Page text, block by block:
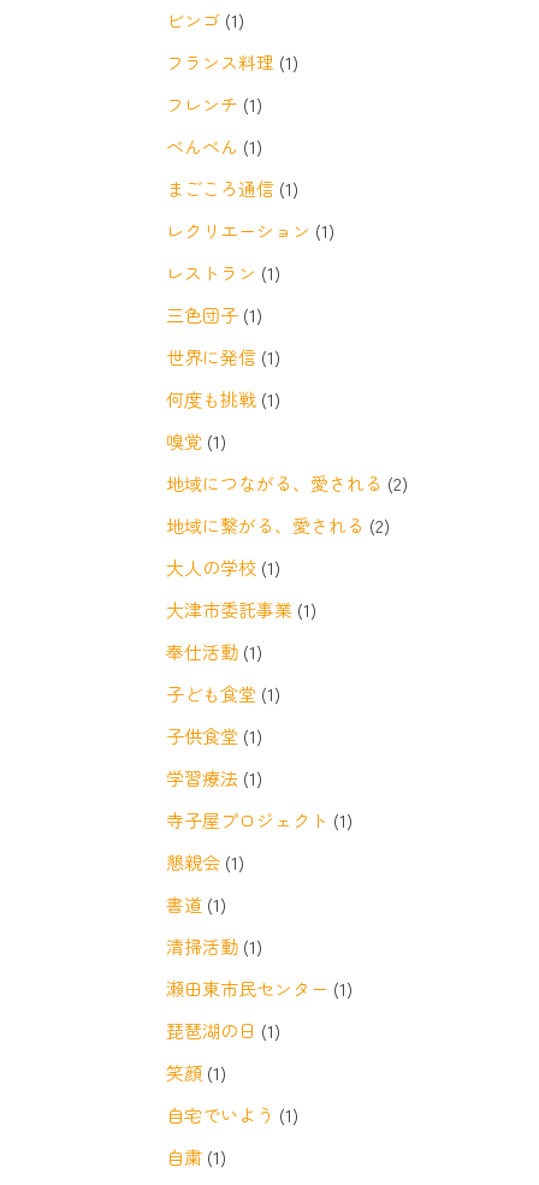
ビンゴ (1)
フランス料理 (1)
フレンチ (1)
べんべん (1)
まごころ通信 (1)
レクリエーション (1)
レストラン (1)
三色団子 (1)
世界に発信 (1)
何度も挑戦 (1)
嗅覚 (1)
地域につながる、愛される (2)
地域に繋がる、愛される (2)
大人の学校 (1)
大津市委託事業 (1)
奉仕活動 (1)
子ども食堂 (1)
子供食堂 (1)
学習療法 (1)
寺子屋プロジェクト (1)
懇親会 (1)
書道 (1)
清掃活動 (1)
瀬田東市民センター (1)
琵琶湖の日 (1)
笑顔 (1)
自宅でいよう (1)
自粛 (1)